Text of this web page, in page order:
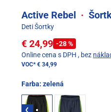
Active Rebel ·
Deti Šortky
€ 24,99 -28 %
Online cena s DPH , bez
VOC*€ 34,99
Farba: zelená